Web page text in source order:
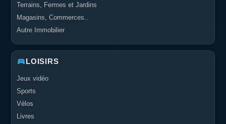
Terrains, Fermes et Jardins
Magasins, Commerces..
Autre Immobilier
LOISIRS
Jeux vidéo
Sports
Vélos
Livres